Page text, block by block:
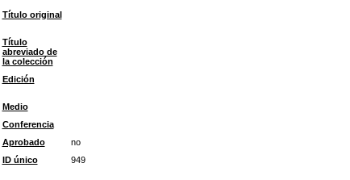
Título original
Título
abreviado de
la colección
Edición
Medio
Conferencia
Aprobado
no
ID único
949